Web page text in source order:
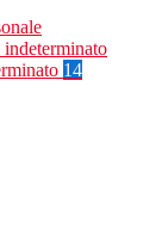
indeterminato
14